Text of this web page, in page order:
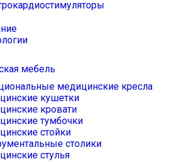
мебель
медицинские кресла
кушетки
кровати
тумбочки
стойки
столики
стулья